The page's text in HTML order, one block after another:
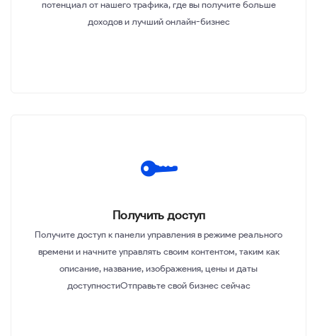
потенциал от нашего трафика, где вы получите больше
доходов и лучший онлайн-бизнес
Получить доступ
Получите доступ к панели управления в режиме реального
времени и начните управлять своим контентом, таким как
описание, название, изображения, цены и даты
доступностиОтправьте свой бизнес сейчас